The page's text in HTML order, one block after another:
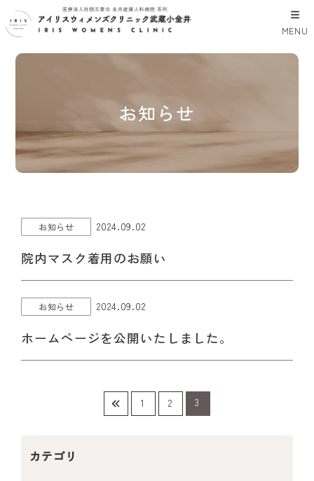
MENU
お知らせ
院内マスク着用のお願い
お知らせ 2024.09.02
ホームページを公開いたしました。
お知らせ 2024.09.02
1 2 3
カテゴリ